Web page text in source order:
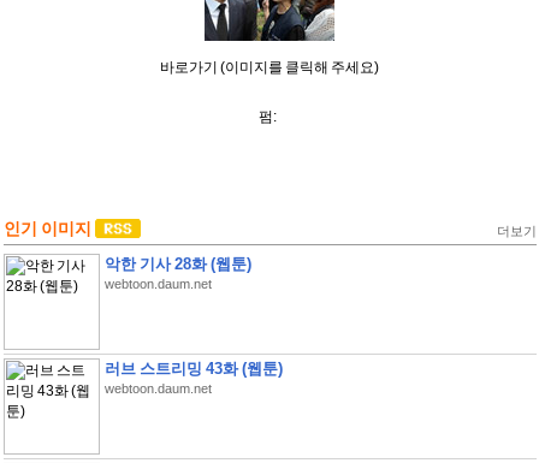
바로가기 (이미지를 클릭해 주세요)
펌:
인기 이미지 더보기
악한 기사 28화 (웹툰)
webtoon.daum.net
러브 스트리밍 43화 (웹툰)
webtoon.daum.net